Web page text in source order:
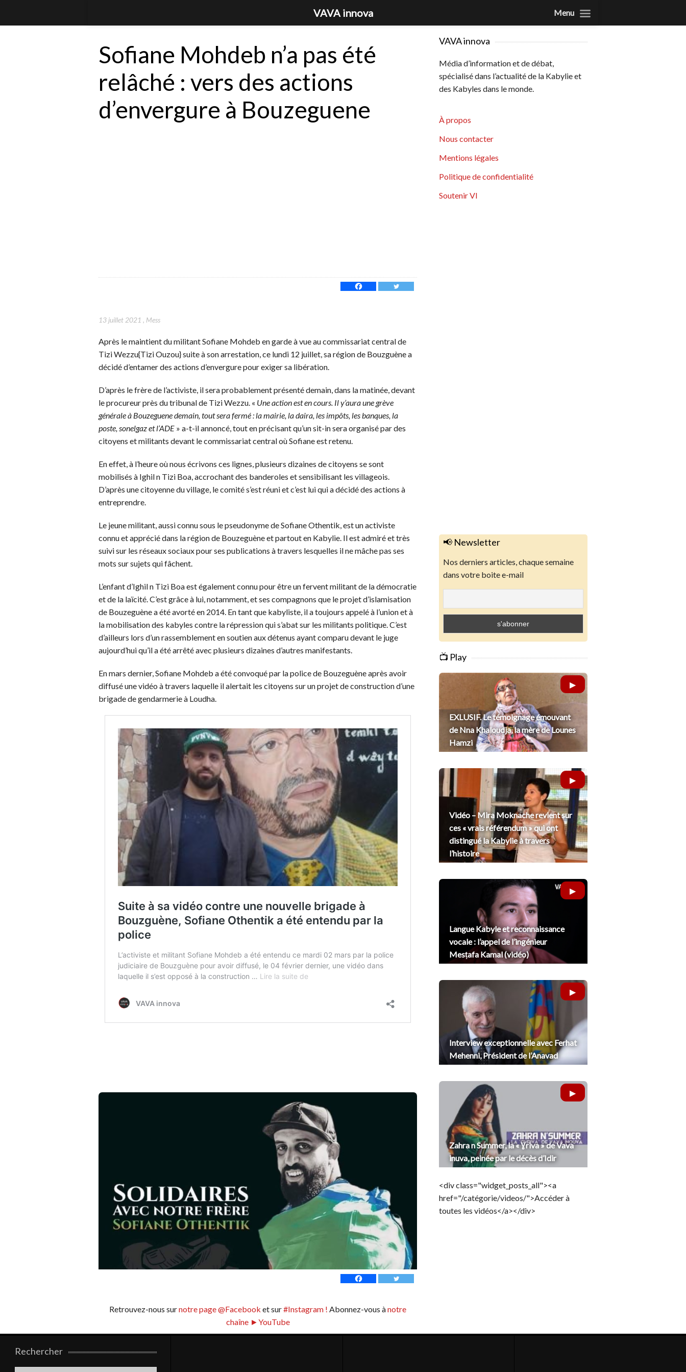
Sofiane Mohdeb n’a pas été
relâché : vers des actions
d’envergure à Bouzeguene
13 juillet 2021 , Mess
Après le maintient du militant Sofiane Mohdeb en garde à vue au commissariat central de
Tizi Wezzu{Tizi Ouzou} suite à son arrestation, ce lundi 12 juillet, sa région de Bouzguène a
décidé d’entamer des actions d’envergure pour exiger sa libération.
D’après le frère de l’activiste, il sera probablement présenté demain, dans la matinée, devant
le procureur près du tribunal de Tizi Wezzu. « Une action est en cours. Il y’aura une grève
générale à Bouzeguene demain, tout sera fermé : la mairie, la daira, les impôts, les banques, la
poste, sonelgaz et l’ADE » a-t-il annoncé, tout en précisant qu’un sit-in sera organisé par des
citoyens et militants devant le commissariat central où Sofiane est retenu.
En effet, à l’heure où nous écrivons ces lignes, plusieurs dizaines de citoyens se sont
mobilisés à Ighil n Tizi Boa, accrochant des banderoles et sensibilisant les villageois.
D’après une citoyenne du village, le comité s’est réuni et c’est lui qui a décidé des actions à
entreprendre.
Le jeune militant, aussi connu sous le pseudonyme de Sofiane Othentik, est un activiste
connu et apprécié dans la région de Bouzeguène et partout en Kabylie. Il est admiré et très
suivi sur les réseaux sociaux pour ses publications à travers lesquelles il ne mâche pas ses
mots sur sujets qui fâchent.
L’enfant d’Ighil n Tizi Boa est également connu pour être un fervent militant de la démocratie
et de la laïcité. C’est grâce à lui, notamment, et ses compagnons que le projet d’islamisation
de Bouzeguène a été avorté en 2014. En tant que kabyliste, il a toujours appelé à l’union et à
la mobilisation des kabyles contre la répression qui s’abat sur les militants politique. C’est
d’ailleurs lors d’un rassemblement en soutien aux détenus ayant comparu devant le juge
aujourd’hui qu’il a été arrêté avec plusieurs dizaines d’autres manifestants.
En mars dernier, Sofiane Mohdeb a été convoqué par la police de Bouzeguène après avoir
diffusé une vidéo à travers laquelle il alertait les citoyens sur un projet de construction d’une
brigade de gendarmerie à Loudha.
Retrouvez-nous surnotre page @Facebook et sur#Instagram ! Abonnez-vous ànotre
chaîne ►YouTube
VAVA innova
Média d’information et de débat,
spécialisé dans l’actualité de la Kabylie et
des Kabyles dans le monde.
À propos
Nous contacter
Mentions légales
Politique de confidentialité
Soutenir VI
📢 Newsletter
Nos derniers articles, chaque semaine
dans votre boite e-mail
📺 Play
EXLUSIF. Le témoignage émouvant
de Nna Khaloudja, la mère de Lounes
Hamzi
Vidéo – Mira Moknache revient sur
ces « vrais référendum » qui ont
distingué la Kabylie à travers
l’histoire
Langue Kabyle et reconnaissance
vocale : l’appel de l’ingénieur
Mesṭafa Kamal (vidéo)
Interview exceptionnelle avec Ferhat
Mehenni, Président de l’Anavad
Zahra n Summer, la « Ɣriva » de Vava
inuva, peinée par le décès d’Idir
<div class="widget_posts_all"><a
href="/catégorie/videos/">Accéder à
toutes les vidéos</a></div>
Rechercher
VAVA innova Menu